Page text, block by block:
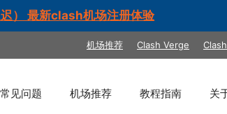
） 最新clash机场注册体验
机场推荐 Clash Verge
常见问题 机场推荐 教程指南 关